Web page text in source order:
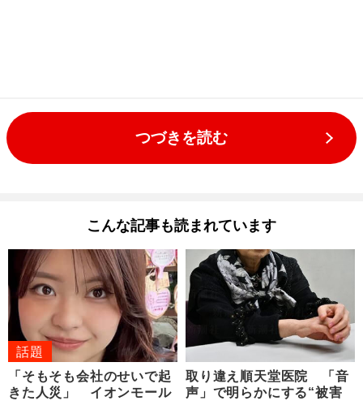
つづきを読む
こんな記事も読まれています
話題
「そもそも会社のせいで起
きた人災」 イオンモール
取り違え順天堂医院 「音
声」で明らかにする“被害